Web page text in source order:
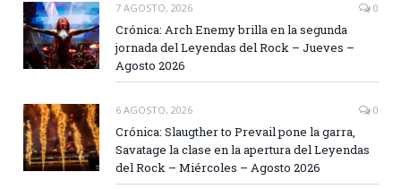
7 AGOSTO, 2026 0
Crónica: Arch Enemy brilla en la segunda
jornada del Leyendas del Rock – Jueves –
Agosto 2026
6 AGOSTO, 2026 0
Crónica: Slaugther to Prevail pone la garra,
Savatage la clase en la apertura del Leyendas
del Rock – Miércoles – Agosto 2026